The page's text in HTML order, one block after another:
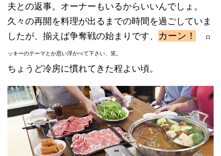
夫との返事。オーナーもいるからいいんでしょ。
久々の再開を料理が出るまでの時間を過ごしていま
したが、揃えば争奪戦の始まりです、 カーン！ ロ
ッキーのテーマとか思い浮かべて下さい、笑。
ちょうど冷房に慣れてきた程よい頃。